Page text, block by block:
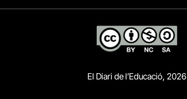
El Diari de l’Educació, 2026